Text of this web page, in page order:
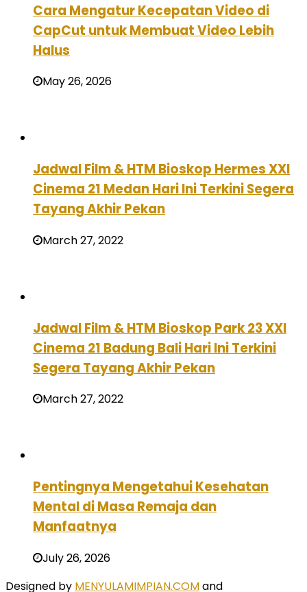
Cara Mengatur Kecepatan Video di
CapCut untuk Membuat Video Lebih
Halus
May 26, 2026
Jadwal Film & HTM Bioskop Hermes XXI
Cinema 21 Medan Hari Ini Terkini Segera
Tayang Akhir Pekan
March 27, 2022
Jadwal Film & HTM Bioskop Park 23 XXI
Cinema 21 Badung Bali Hari Ini Terkini
Segera Tayang Akhir Pekan
March 27, 2022
Pentingnya Mengetahui Kesehatan
Mental di Masa Remaja dan
Manfaatnya
July 26, 2026
Designed by MENYULAMIMPIAN.COMand